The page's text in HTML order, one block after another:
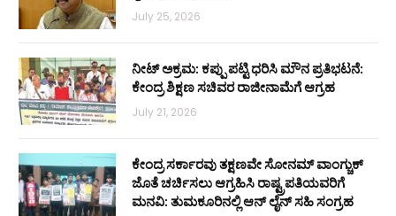
July 25, 2026
ನೀಟ್ ಅಕ್ರಮ: ಕಪ್ಪು ಪಟ್ಟಿ ಧರಿಸಿ ಮೌನ ಪ್ರತಿಭಟನೆ:
ಕೇಂದ್ರ ಶಿಕ್ಷಣ ಸಚಿವರ ರಾಜೀನಾಮೆಗೆ ಆಗ್ರಹ
July 21, 2026
ಕೇಂದ್ರ ಸರ್ಕಾರವು ತಕ್ಷಣವೇ ಸೋನಮ್ ವಾಂಗ್ಚುಕ್
ಜೊತೆ ಚರ್ಚಿಸಲು ಆಗ್ರಹಿಸಿ ರಾಷ್ಟ್ರಪತಿಯವರಿಗೆ
ಮನವಿ: ತುಮಕೂರಿನಲ್ಲಿ ಆನ್‌ ಲೈನ್ ಸಹಿ ಸಂಗ್ರಹ